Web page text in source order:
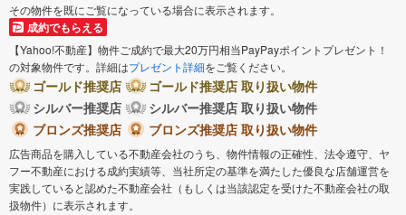
その物件を既にご覧になっている場合に表示されます。
成約でもらえる
【Yahoo!不動産】物件ご成約で最大20万円相当PayPayポイントプレゼント！
の対象物件です。詳細はプレゼント詳細をご覧ください。
ゴールド推奨店
ゴールド推奨店 取り扱い物件
シルバー推奨店
シルバー推奨店 取り扱い物件
ブロンズ推奨店
ブロンズ推奨店 取り扱い物件
広告商品を購入している不動産会社のうち、物件情報の正確性、法令遵守、ヤ
フー不動産における成約実績等、当社所定の基準を満たした優良な店舗運営を
実践していると認めた不動産会社（もしくは当該認定を受けた不動産会社の取
扱物件）に表示されます。